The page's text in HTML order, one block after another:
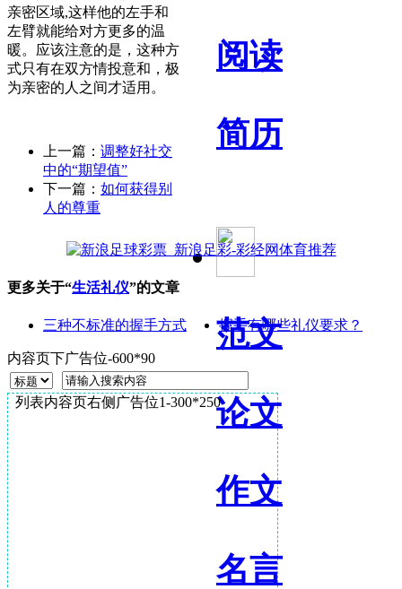
阅读
简历
范文
论文
作文
名言
亲密区域,这样他的左手和
左臂就能给对方更多的温
暖。应该注意的是，这种方
式只有在双方情投意和，极
为亲密的人之间才适用。
上一篇： 调整好社交
中的“期望值”
下一篇： 如何获得别
人的尊重
更多关于“生活礼仪”的文章
三种不标准的握手方式 握手有哪些礼仪要求？
内容页下广告位-600*90
列表内容页右侧广告位1-300*250